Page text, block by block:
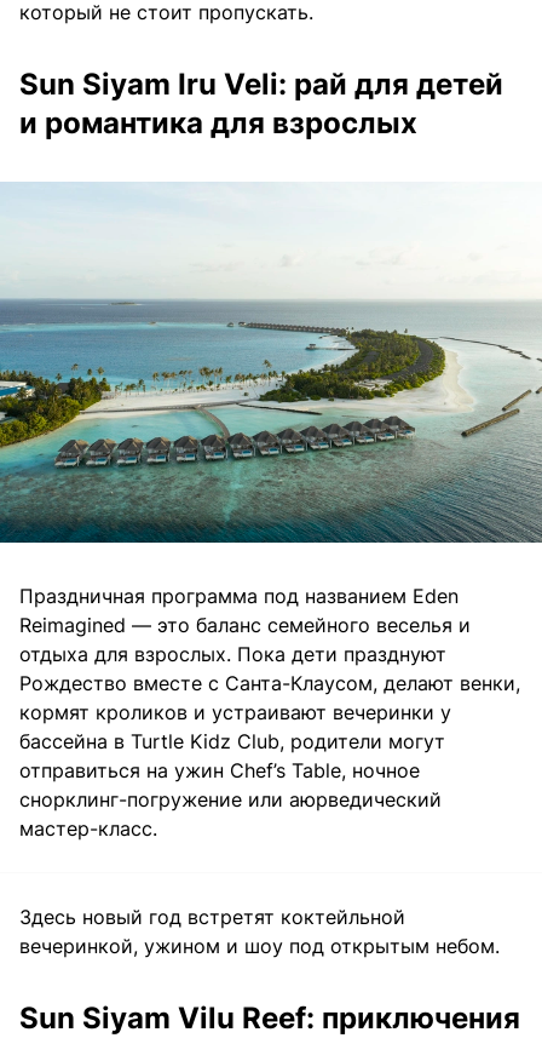
который не стоит пропускать.
Sun Siyam Iru Veli: рай для детей
и романтика для взрослых
Праздничная программа под названием Eden
Reimagined — это баланс семейного веселья и
отдыха для взрослых. Пока дети празднуют
Рождество вместе с Санта-Клаусом, делают венки,
кормят кроликов и устраивают вечеринки у
бассейна в Turtle Kidz Club, родители могут
отправиться на ужин Chef’s Table, ночное
снорклинг-погружение или аюрведический
мастер-класс.
Здесь новый год встретят коктейльной
вечеринкой, ужином и шоу под открытым небом.
Sun Siyam Vilu Reef: приключения